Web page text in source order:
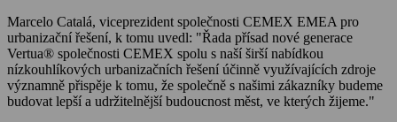
Marcelo Catalá, viceprezident společnosti CEMEX EMEA pro
urbanizační řešení, k tomu uvedl: "Řada přísad nové generace
Vertua® společnosti CEMEX spolu s naší širší nabídkou
nízkouhlíkových urbanizačních řešení účinně využívajících zdroje
významně přispěje k tomu, že společně s našimi zákazníky budeme
budovat lepší a udržitelnější budoucnost měst, ve kterých žijeme."